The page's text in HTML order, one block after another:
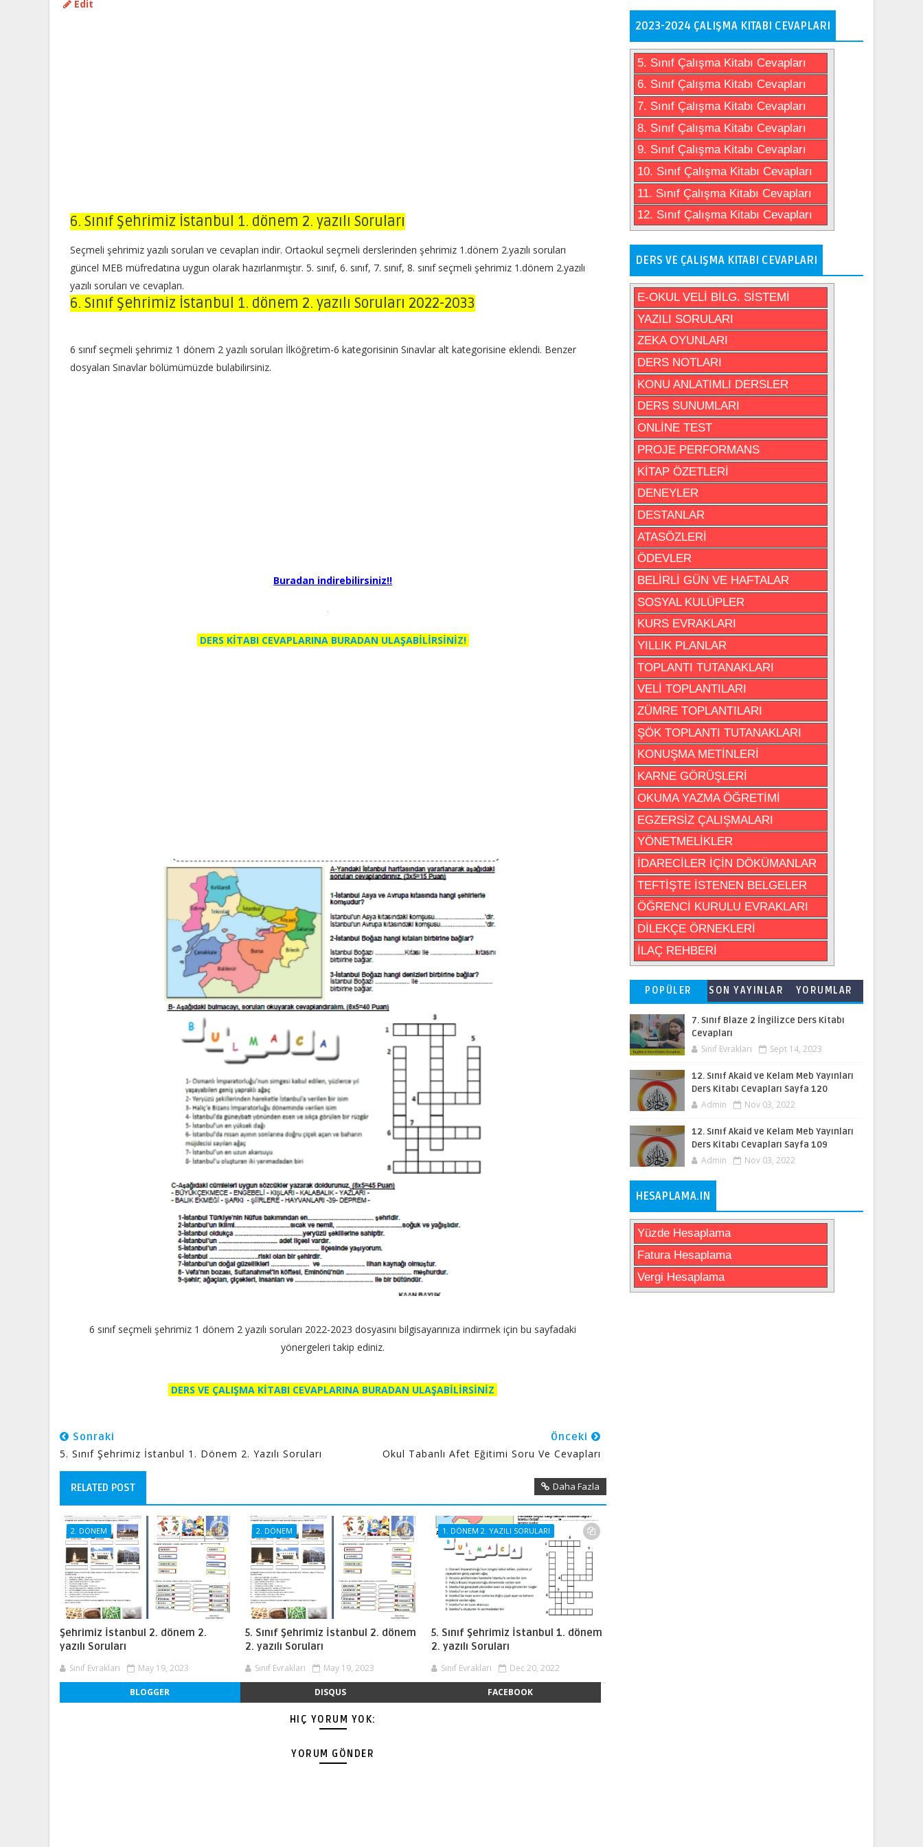
Edit
6. Sınıf Şehrimiz İstanbul 1. dönem 2. yazılı Soruları
Seçmeli şehrimiz yazılı soruları ve cevapları indir. Ortaokul seçmeli derslerinden şehrimiz 1.dönem 2.yazılı soruları
güncel MEB müfredatına uygun olarak hazırlanmıştır. 5. sınıf, 6. sınıf, 7. sınıf, 8. sınıf seçmeli şehrimiz 1.dönem 2.yazılı
yazılı soruları ve cevapları.
6. Sınıf Şehrimiz İstanbul 1. dönem 2. yazılı Soruları 2022-2033
6 sınıf seçmeli şehrimiz 1 dönem 2 yazılı soruları İlköğretim-6 kategorisinin Sınavlar alt kategorisine eklendi. Benzer
dosyaları Sınavlar bölümümüzde bulabilirsiniz.
Buradan indirebilirsiniz!!
DERS KİTABI CEVAPLARINA BURADAN ULAŞABİLİRSİNİZ!
6 sınıf seçmeli şehrimiz 1 dönem 2 yazılı soruları 2022-2023 dosyasını bilgisayarınıza indirmek için bu sayfadaki
yönergeleri takip ediniz.
DERS VE ÇALIŞMA KİTABI CEVAPLARINA BURADAN ULAŞABİLİRSİNİZ
Sonraki
5. Sınıf Şehrimiz İstanbul 1. Dönem 2. Yazılı Soruları
Önceki
Okul Tabanlı Afet Eğitimi Soru Ve Cevapları
RELATED POST Daha Fazla
2. DÖNEM
Şehrimiz İstanbul 2. dönem 2.
yazılı Soruları
Sınıf Evrakları May 19, 2023
2. DÖNEM
5. Sınıf Şehrimiz İstanbul 2. dönem
2. yazılı Soruları
Sınıf Evrakları May 19, 2023
1. DÖNEM 2. YAZILI SORULARI
5. Sınıf Şehrimiz İstanbul 1. dönem
2. yazılı Soruları
Sınıf Evrakları Dec 20, 2022
BLOGGER DISQUS FACEBOOK
HIÇ YORUM YOK:
YORUM GÖNDER
2023-2024 ÇALIŞMA KITABI CEVAPLARI
5. Sınıf Çalışma Kitabı Cevapları
6. Sınıf Çalışma Kitabı Cevapları
7. Sınıf Çalışma Kitabı Cevapları
8. Sınıf Çalışma Kitabı Cevapları
9. Sınıf Çalışma Kitabı Cevapları
10. Sınıf Çalışma Kitabı Cevapları
11. Sınıf Çalışma Kitabı Cevapları
12. Sınıf Çalışma Kitabı Cevapları
DERS VE ÇALIŞMA KITABI CEVAPLARI
E-OKUL VELİ BİLG. SİSTEMİ
YAZILI SORULARI
ZEKA OYUNLARI
DERS NOTLARI
KONU ANLATIMLI DERSLER
DERS SUNUMLARI
ONLİNE TEST
PROJE PERFORMANS
KİTAP ÖZETLERİ
DENEYLER
DESTANLAR
ATASÖZLERİ
ÖDEVLER
BELİRLİ GÜN VE HAFTALAR
SOSYAL KULÜPLER
KURS EVRAKLARI
YILLIK PLANLAR
TOPLANTI TUTANAKLARI
VELİ TOPLANTILARI
ZÜMRE TOPLANTILARI
ŞÖK TOPLANTI TUTANAKLARI
KONUŞMA METİNLERİ
KARNE GÖRÜŞLERİ
OKUMA YAZMA ÖĞRETİMİ
EGZERSİZ ÇALIŞMALARI
YÖNETMELİKLER
İDARECİLER İÇİN DÖKÜMANLAR
TEFTİŞTE İSTENEN BELGELER
ÖĞRENCİ KURULU EVRAKLARI
DİLEKÇE ÖRNEKLERİ
İLAÇ REHBERİ
POPÜLER SON YAYINLAR YORUMLAR
7. Sınıf Blaze 2 İngilizce Ders Kitabı
Cevapları
Sınıf Evrakları Sept 14, 2023
12. Sınıf Akaid ve Kelam Meb Yayınları
Ders Kitabı Cevapları Sayfa 120
Admin Nov 03, 2022
12. Sınıf Akaid ve Kelam Meb Yayınları
Ders Kitabı Cevapları Sayfa 109
Admin Nov 03, 2022
HESAPLAMA.IN
Yüzde Hesaplama
Fatura Hesaplama
Vergi Hesaplama